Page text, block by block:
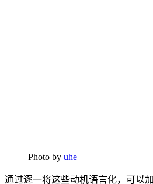
Photo by uhe
通过逐一将这些动机语言化，可以